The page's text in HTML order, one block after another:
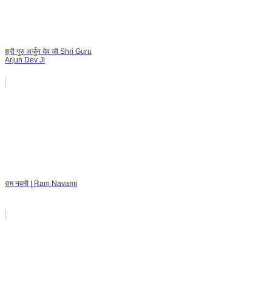
श्री गुरु अर्जुन देव जी Shri Guru
Arjun Dev Ji
राम नवमी | Ram Navami